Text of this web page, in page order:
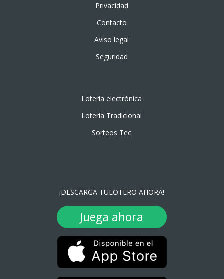
Privacidad
Contacto
Aviso legal
Seguridad
Lotería electrónica
Lotería Tradicional
Sorteos Tec
¡DESCARGA TULOTERO AHORA!
Juega ahora